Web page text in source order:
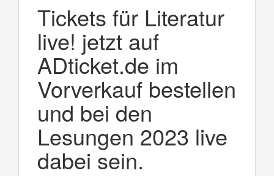
Tickets für Literatur
live! jetzt auf
ADticket.de im
Vorverkauf bestellen
und bei den
Lesungen 2023 live
dabei sein.